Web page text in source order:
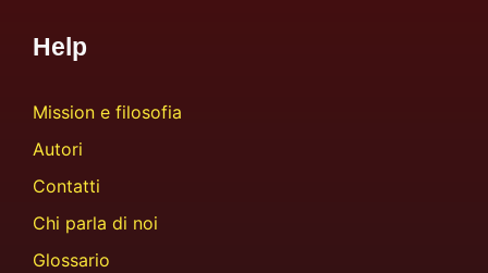
Help
Mission e filosofia
Autori
Contatti
Chi parla di noi
Glossario